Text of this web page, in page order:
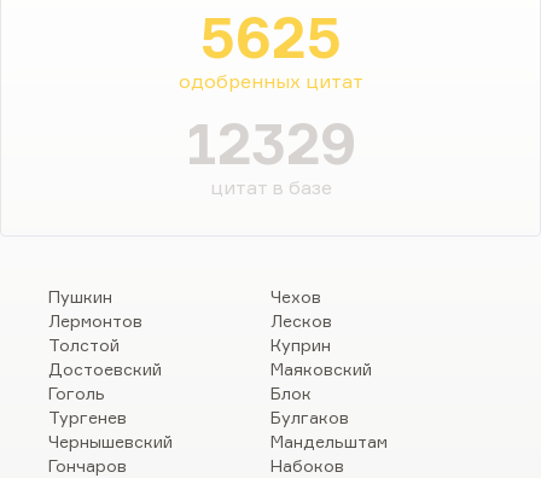
5625
одобренных цитат
12329
цитат в базе
Пушкин
Лермонтов
Толстой
Достоевский
Гоголь
Тургенев
Чернышевский
Гончаров
Чехов
Лесков
Куприн
Маяковский
Блок
Булгаков
Мандельштам
Набоков